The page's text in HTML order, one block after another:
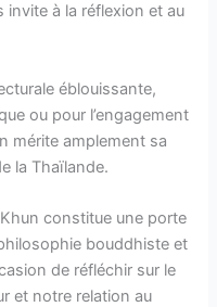
invite à la réflexion et au
éblouissante,
ou pour l’engagement
mérite amplement sa
la Thaïlande.
constitue une porte
bouddhiste et
de réfléchir sur le
et notre relation au